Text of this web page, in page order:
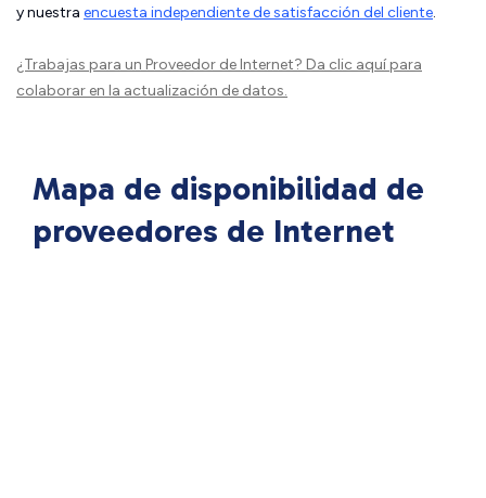
y nuestra encuesta independiente de satisfacción del cliente.
¿Trabajas para un Proveedor de Internet? Da clic aquípara
colaborar en la actualización de datos.
Mapa de disponibilidad de
proveedores de Internet